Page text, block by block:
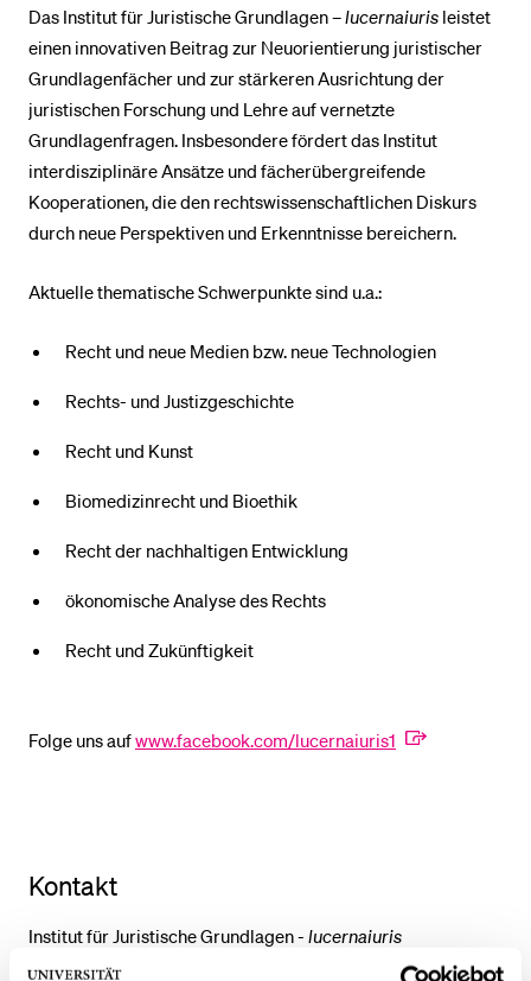
Das Institut für Juristische Grundlagen –lucernaiuris leistet
einen innovativen Beitrag zur Neuorientierung juristischer
Grundlagenfächer und zur stärkeren Ausrichtung der
juristischen Forschung und Lehre auf vernetzte
Grundlagenfragen. Insbesondere fördert das Institut
interdisziplinäre Ansätze und fächerübergreifende
Kooperationen, die den rechtswissenschaftlichen Diskurs
durch neue Perspektiven und Erkenntnisse bereichern.
Aktuelle thematische Schwerpunkte sind u.a.:
Recht und neue Medien bzw. neue Technologien
Rechts- und Justizgeschichte
Recht und Kunst
Biomedizinrecht und Bioethik
Recht der nachhaltigen Entwicklung
ökonomische Analyse des Rechts
Recht und Zukünftigkeit
Folge uns aufwww.facebook.com/lucernaiuris1
Kontakt
Institut für Juristische Grundlagen - lucernaiuris
Universität Luzern
BELIEBTE INHALTE
Vorlesungsverzeichnis
Bibliothek
Sportangebot
Menuplan Mensa